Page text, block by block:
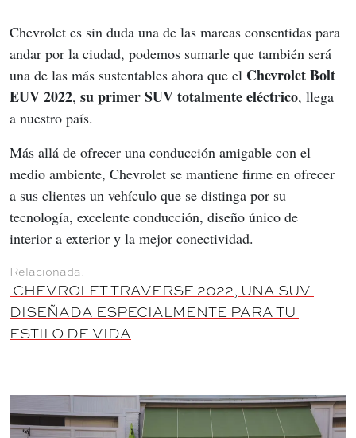
Chevrolet es sin duda una de las marcas consentidas para
andar por la ciudad, podemos sumarle que también será
una de las más sustentables ahora que el Chevrolet Bolt
EUV 2022, su primer SUV totalmente eléctrico, llega
a nuestro país.
Más allá de ofrecer una conducción amigable con el
medio ambiente, Chevrolet se mantiene firme en ofrecer
a sus clientes un vehículo que se distinga por su
tecnología, excelente conducción, diseño único de
interior a exterior y la mejor conectividad.
DISEÑADA ESPECIALMENTE PARA TU
ESTILO DE VIDA